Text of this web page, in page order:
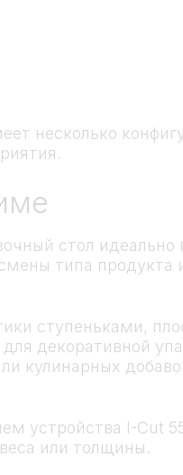
несколько
стол
типа продукта
ступеньками,
декоративной
кулинарных
устройства I-Cut
или толщины.